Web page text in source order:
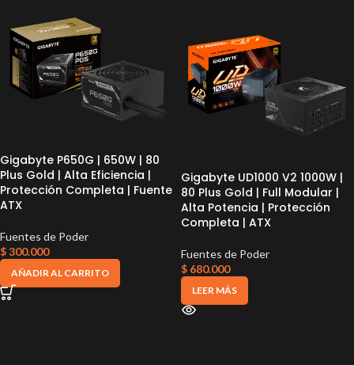
Gigabyte P650G | 650W | 80
Plus Gold | Alta Eficiencia |
Protección Completa | Fuente
ATX
Fuentes de Poder
$300.000
AÑADIR AL CARRITO
Gigabyte UD1000 V2 1000W |
80 Plus Gold | Full Modular |
Alta Potencia | Protección
Completa | ATX
Fuentes de Poder
$ 680.000
LEER MÁS